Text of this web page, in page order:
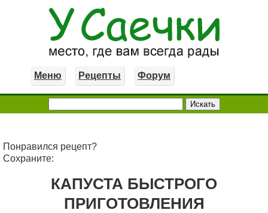
Меню Рецепты Форум
Понравился рецепт?
Сохраните:
КАПУСТА БЫСТРОГО
ПРИГОТОВЛЕНИЯ